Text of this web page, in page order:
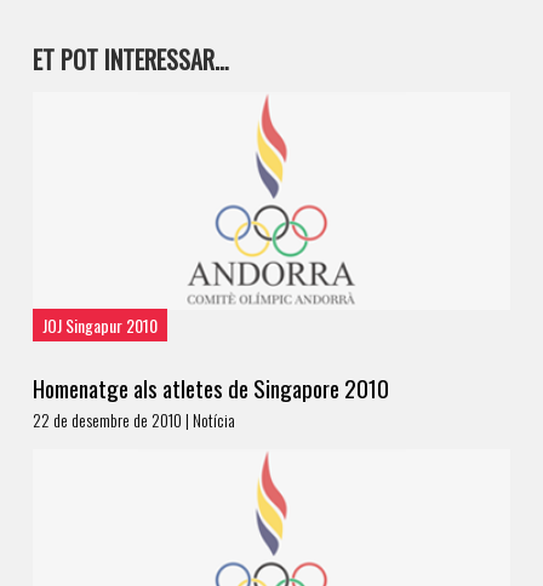
ET POT INTERESSAR…
JOJ Singapur 2010
Homenatge als atletes de Singapore 2010
22 de desembre de 2010 | Notícia